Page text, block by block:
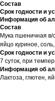
Состав
Срок годности и
Информация об
Состав
Мука пшеничная в/
яйцо куриное,
Срок годности и
7 суток, при
Информация об
Лактоза, глютен,